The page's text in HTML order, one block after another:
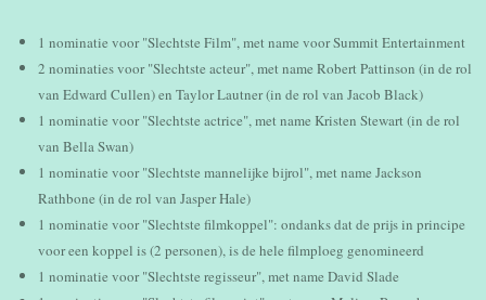
1 nominatie voor "Slechtste Film", met name voor Summit Entertainment
2 nominaties voor "Slechtste acteur", met name Robert Pattinson (in de rol
van Edward Cullen) en Taylor Lautner (in de rol van Jacob Black)
1 nominatie voor "Slechtste actrice", met name Kristen Stewart (in de rol
van Bella Swan)
1 nominatie voor "Slechtste mannelijke bijrol", met name Jackson
Rathbone (in de rol van Jasper Hale)
1 nominatie voor "Slechtste filmkoppel": ondanks dat de prijs in principe
voor een koppel is (2 personen), is de hele filmploeg genomineerd
1 nominatie voor "Slechtste regisseur", met name David Slade